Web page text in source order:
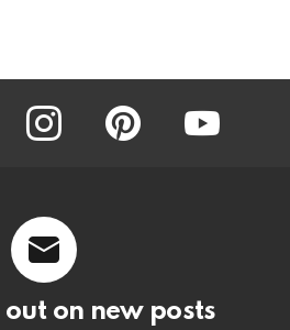
instagram pinterest youtube
out on new posts